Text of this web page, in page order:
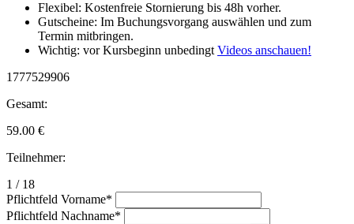
Flexibel: Kostenfreie Stornierung bis 48h vorher.
Gutscheine: Im Buchungsvorgang auswählen und zum
Termin mitbringen.
Wichtig: vor Kursbeginn unbedingt Videos anschauen!
1777529906
Gesamt:
59.00 €
Teilnehmer:
1 / 18
Pflichtfeld Vorname*
Pflichtfeld Nachname*